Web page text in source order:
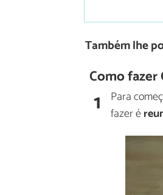
Também lhe
Como
1
Para
fazer é